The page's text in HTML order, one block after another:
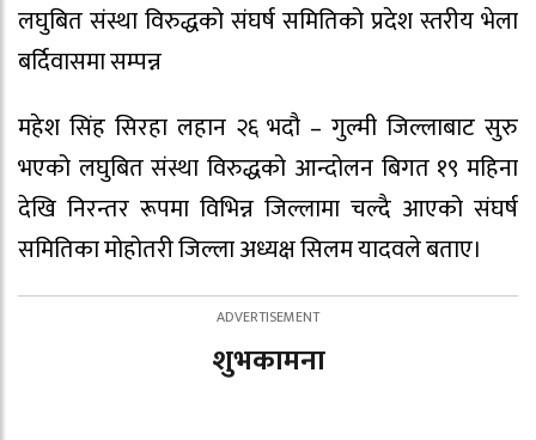
लघुबित संस्था विरुद्धको संघर्ष समितिको प्रदेश स्तरीय भेला
बर्दिवासमा सम्पन्न
महेश सिंह सिरहा लहान २६ भदौ – गुल्मी जिल्लाबाट सुरु
भएको लघुबित संस्था विरुद्धको आन्दोलन बिगत १९ महिना
देखि निरन्तर रूपमा विभिन्न जिल्लामा चल्दै आएको संघर्ष
समितिका मोहोतरी जिल्ला अध्यक्ष सिलम यादवले बताए।
शुभकामना